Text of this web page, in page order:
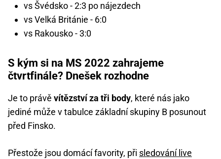
vs Švédsko - 2:3 po nájezdech
vs Velká Británie - 6:0
vs Rakousko - 3:0
S kým si na MS 2022 zahrajeme
čtvrtfinále? Dnešek rozhodne
Je to právě vítězství za tři body, které nás jako
jediné může v tabulce základní skupiny B posunout
před Finsko.
Přestože jsou domácí favority, při sledování live